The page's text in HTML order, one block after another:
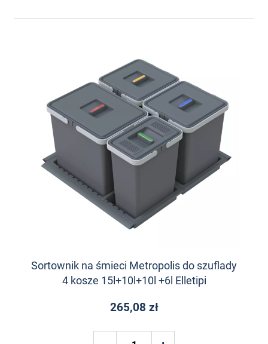
Sortownik na śmieci Metropolis do szuflady
4 kosze 15l+10l+10l +6l Elletipi
265,08 zł